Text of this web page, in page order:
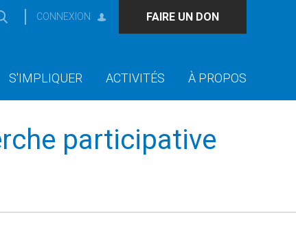
CONNEXION FAIRE UN DON
S'IMPLIQUER ACTIVITÉS À PROPOS
participative